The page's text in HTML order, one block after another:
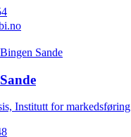
Institutt for markedsføring